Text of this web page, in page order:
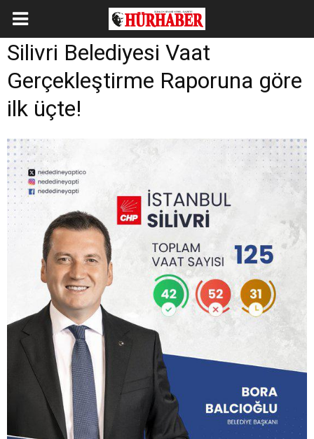
Silivri Belediyesi Vaat
Gerçekleştirme Raporuna göre
ilk üçte!